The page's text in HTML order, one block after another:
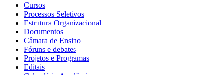
Cursos
Processos Seletivos
Estrutura Organizacional
Documentos
Câmara de Ensino
Fóruns e debates
Projetos e Programas
Editais